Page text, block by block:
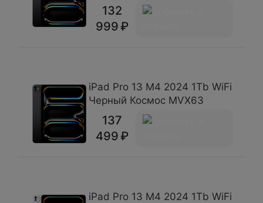
132
999
iPad Pro 13 М4 2024 1Tb WiFi
Черный Космос MVX63
137
499
iPad Pro 13 М4 2024 1Tb WiFi